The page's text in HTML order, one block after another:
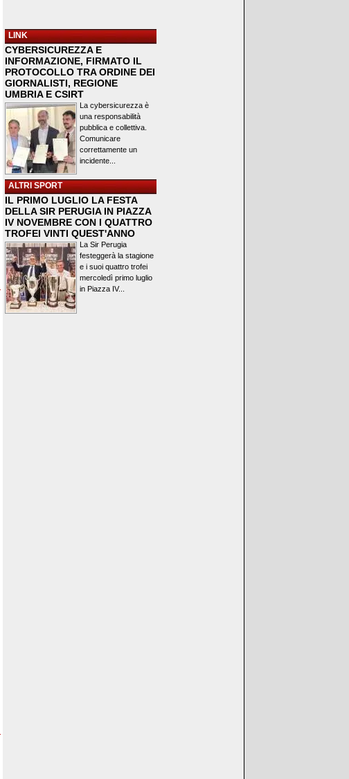
LINK
CYBERSICUREZZA E
INFORMAZIONE, FIRMATO IL
PROTOCOLLO TRA ORDINE DEI
GIORNALISTI, REGIONE
UMBRIA E CSIRT
La cybersicurezza è
una responsabilità
pubblica e collettiva.
Comunicare
correttamente un
incidente...
ALTRI SPORT
IL PRIMO LUGLIO LA FESTA
DELLA SIR PERUGIA IN PIAZZA
IV NOVEMBRE CON I QUATTRO
TROFEI VINTI QUEST'ANNO
La Sir Perugia
festeggerà la stagione
e i suoi quattro trofei
mercoledì primo luglio
in Piazza IV...